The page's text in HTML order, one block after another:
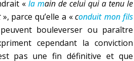
« la main de celui qui a tenu le
», parce qu’elle a «conduit mon fils
bouleverser ou paraître
cependant la conviction
pas une fin définitive et que